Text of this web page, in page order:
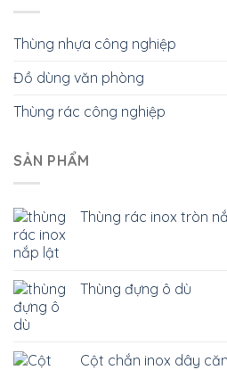
Thùng nhựa công nghiệp
Đồ dùng văn phòng
Thùng rác công nghiệp
SẢN PHẨM
Thùng rác inox tròn
Thùng đựng ô dù
Cột chắn inox dây